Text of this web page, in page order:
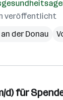
veröffentlicht
der Donau
d) für